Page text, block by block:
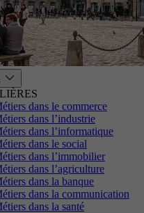
dans le commerce
dans l’industrie
dans l’informatique
dans le social
dans l’immobilier
dans l’agriculture
dans la banque
dans la communication
dans la santé